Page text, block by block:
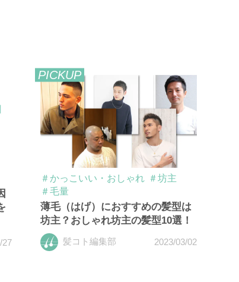
27
PICKUP
＃かっこいい・おしゃれ
＃坊主
＃毛量
薄毛（はげ）におすすめの髪型は
坊主？おしゃれ坊主の髪型10選！
髪コト編集部 2023/03/02